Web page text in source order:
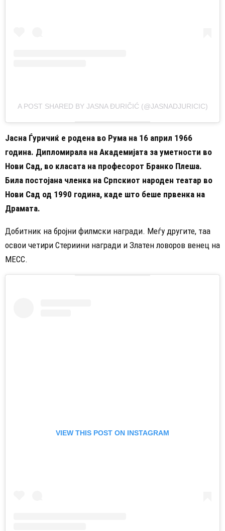
A POST SHARED BY JASNA ĐURIČIĆ (@JASNADJURICIC)
Јасна Ѓуричиќ е родена во Рума на 16 април 1966
година. Дипломирала на Академијата за уметности во
Нови Сад, во класата на професорот Бранко Плеша.
Била постојана членка на Српскиот народен театар во
Нови Сад од 1990 година, каде што беше првенка на
Драмата.
Добитник на бројни филмски награди. Меѓу другите, таа
освои четири Стериини награди и Златен ловоров венец на
МЕСС.
VIEW THIS POST ON INSTAGRAM